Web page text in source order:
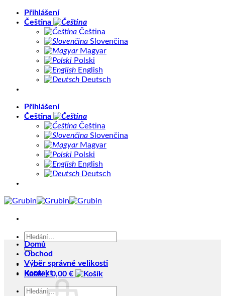
PřeskočitPřihlášení
Čeština
Čeština
Slovenčina
Magyar
Polski
English
Deutsch
Přihlášení
Čeština
Čeština
Slovenčina
Magyar
Polski
English
Deutsch
Hledat:
Košík /0,00 €
Domů
Obchod
Výběr správné velikosti
Kontakt
Hledat: